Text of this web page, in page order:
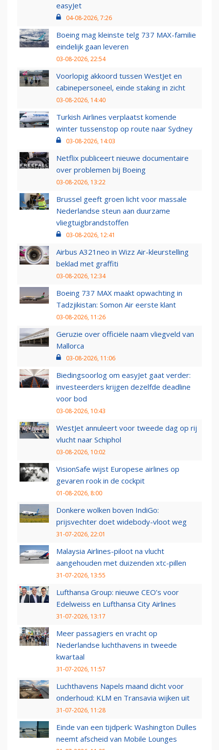
easyJet
04-08-2026, 7:26
Boeing mag kleinste telg 737 MAX-familie
eindelijk gaan leveren
03-08-2026, 22:54
Voorlopig akkoord tussen WestJet en
cabinepersoneel, einde staking in zicht
03-08-2026, 14:40
Turkish Airlines verplaatst komende
winter tussenstop op route naar Sydney
03-08-2026, 14:03
Netflix publiceert nieuwe documentaire
over problemen bij Boeing
03-08-2026, 13:22
Brussel geeft groen licht voor massale
Nederlandse steun aan duurzame
vliegtuigbrandstoffen
03-08-2026, 12:41
Airbus A321neo in Wizz Air-kleurstelling
beklad met graffiti
03-08-2026, 12:34
Boeing 737 MAX maakt opwachting in
Tadzjikistan: Somon Air eerste klant
03-08-2026, 11:26
Geruzie over officiële naam vliegveld van
Mallorca
03-08-2026, 11:06
Biedingsoorlog om easyJet gaat verder:
investeerders krijgen dezelfde deadline
voor bod
03-08-2026, 10:43
WestJet annuleert voor tweede dag op rij
vlucht naar Schiphol
03-08-2026, 10:02
VisionSafe wijst Europese airlines op
gevaren rook in de cockpit
01-08-2026, 8:00
Donkere wolken boven IndiGo:
prijsvechter doet widebody-vloot weg
31-07-2026, 22:01
Malaysia Airlines-piloot na vlucht
aangehouden met duizenden xtc-pillen
31-07-2026, 13:55
Lufthansa Group: nieuwe CEO’s voor
Edelweiss en Lufthansa City Airlines
31-07-2026, 13:17
Meer passagiers en vracht op
Nederlandse luchthavens in tweede
kwartaal
31-07-2026, 11:57
Luchthavens Napels maand dicht voor
onderhoud: KLM en Transavia wijken uit
31-07-2026, 11:28
Einde van een tijdperk: Washington Dulles
neemt afscheid van Mobile Lounges